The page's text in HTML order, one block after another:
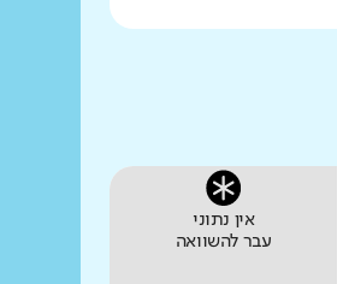
אין נתוני
עבר להשוואה